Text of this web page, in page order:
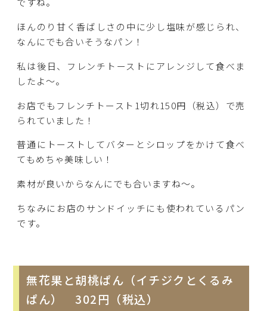
ほんのり甘く香ばしさの中に少し塩味が感じられ、
なんにでも合いそうなパン！
私は後日、フレンチトーストにアレンジして食べま
したよ～。
お店でもフレンチトースト1切れ150円（税込）で売
られていました！
普通にトーストしてバターとシロップをかけて食べ
てもめちゃ美味しい！
素材が良いからなんにでも合いますね～。
ちなみにお店のサンドイッチにも使われているパン
です。
無花果と胡桃ぱん（イチジクとくるみ
ぱん） 302円（税込）